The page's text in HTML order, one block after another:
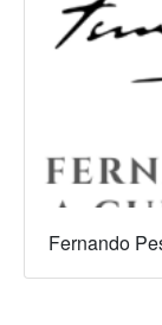
Fernando